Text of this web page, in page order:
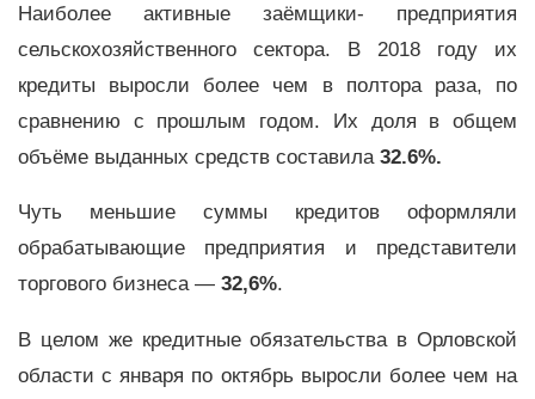
Наиболее активные заёмщики- предприятия
сельскохозяйственного сектора. В 2018 году их
кредиты выросли более чем в полтора раза, по
сравнению с прошлым годом. Их доля в общем
объёме выданных средств составила 32.6%.
Чуть меньшие суммы кредитов оформляли
обрабатывающие предприятия и представители
торгового бизнеса — 32,6%.
В целом же кредитные обязательства в Орловской
области с января по октябрь выросли более чем на